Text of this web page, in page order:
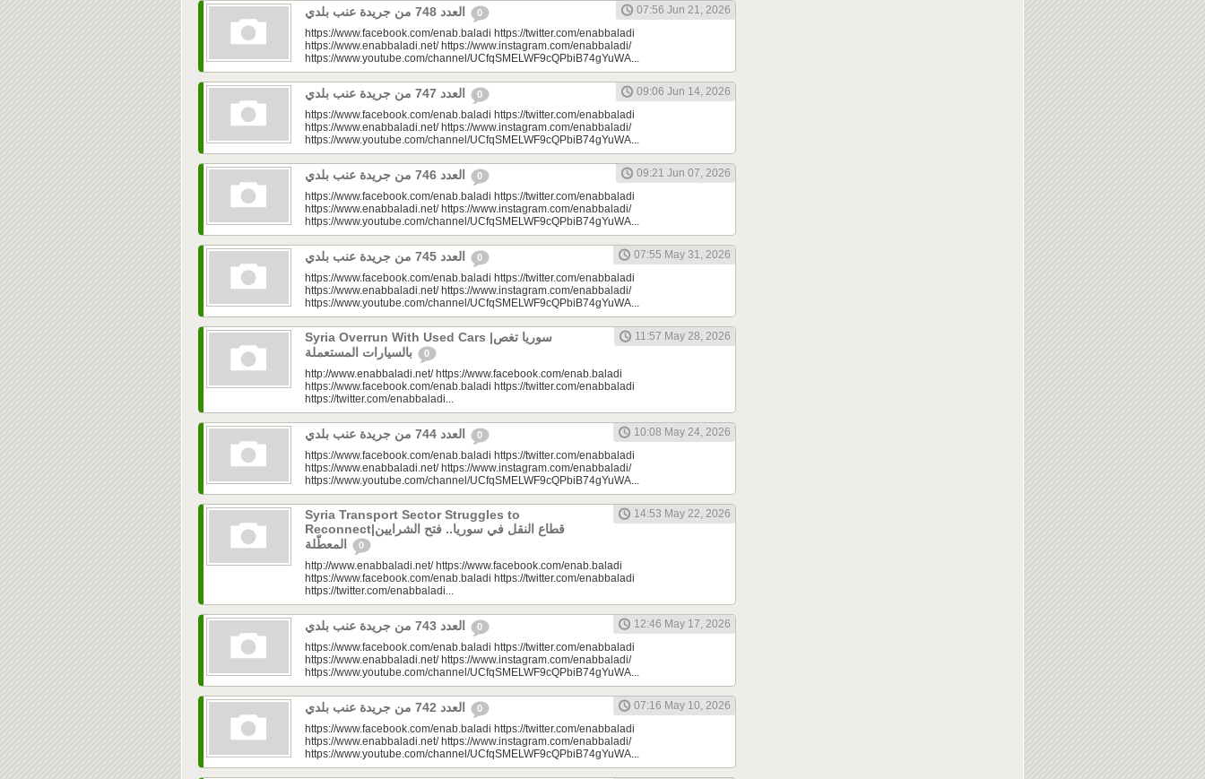
0
07:56 Jun 21, 2026
https://www.facebook.com/enab.baladi https://twitter.com/enabbaladi
https://www.enabbaladi.net/ https://www.instagram.com/enabbaladi/
https://www.youtube.com/channel/UCfqSMELWF9cQPbiB74gYuWA...
0
09:06 Jun 14, 2026
https://www.facebook.com/enab.baladi https://twitter.com/enabbaladi
https://www.enabbaladi.net/ https://www.instagram.com/enabbaladi/
https://www.youtube.com/channel/UCfqSMELWF9cQPbiB74gYuWA...
0
09:21 Jun 07, 2026
https://www.facebook.com/enab.baladi https://twitter.com/enabbaladi
https://www.enabbaladi.net/ https://www.instagram.com/enabbaladi/
https://www.youtube.com/channel/UCfqSMELWF9cQPbiB74gYuWA...
0
07:55 May 31, 2026
https://www.facebook.com/enab.baladi https://twitter.com/enabbaladi
https://www.enabbaladi.net/ https://www.instagram.com/enabbaladi/
https://www.youtube.com/channel/UCfqSMELWF9cQPbiB74gYuWA...
Syria Overrun With Used Cars |سوريا تغص
0
11:57 May 28, 2026
http://www.enabbaladi.net/ https://www.facebook.com/enab.baladi
https://www.facebook.com/enab.baladi https://twitter.com/enabbaladi
https://twitter.com/enabbaladi...
0
10:08 May 24, 2026
https://www.facebook.com/enab.baladi https://twitter.com/enabbaladi
https://www.enabbaladi.net/ https://www.instagram.com/enabbaladi/
https://www.youtube.com/channel/UCfqSMELWF9cQPbiB74gYuWA...
Syria Transport Sector Struggles to
Reconnect|قطاع النقل في سوريا.. فتح الشرايين
0
14:53 May 22, 2026
http://www.enabbaladi.net/ https://www.facebook.com/enab.baladi
https://www.facebook.com/enab.baladi https://twitter.com/enabbaladi
https://twitter.com/enabbaladi...
0
12:46 May 17, 2026
https://www.facebook.com/enab.baladi https://twitter.com/enabbaladi
https://www.enabbaladi.net/ https://www.instagram.com/enabbaladi/
https://www.youtube.com/channel/UCfqSMELWF9cQPbiB74gYuWA...
0
07:16 May 10, 2026
https://www.facebook.com/enab.baladi https://twitter.com/enabbaladi
https://www.enabbaladi.net/ https://www.instagram.com/enabbaladi/
https://www.youtube.com/channel/UCfqSMELWF9cQPbiB74gYuWA...